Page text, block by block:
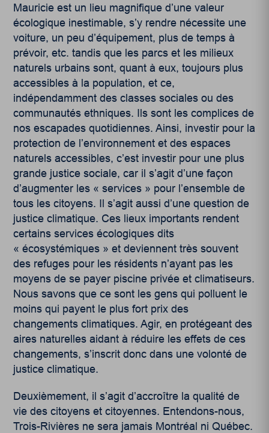
Mauricie est un lieu magnifique d’une valeur
écologique inestimable, s’y rendre nécessite une
voiture, un peu d’équipement, plus de temps à
prévoir, etc. tandis que les parcs et les milieux
naturels urbains sont, quant à eux, toujours plus
accessibles à la population, et ce,
indépendamment des classes sociales ou des
communautés ethniques. Ils sont les complices de
nos escapades quotidiennes. Ainsi, investir pour la
protection de l’environnement et des espaces
naturels accessibles, c’est investir pour une plus
grande justice sociale, car il s’agit d’une façon
d’augmenter les « services » pour l’ensemble de
tous les citoyens. Il s’agit aussi d’une question de
justice climatique. Ces lieux importants rendent
certains services écologiques dits
« écosystémiques » et deviennent très souvent
des refuges pour les résidents n’ayant pas les
moyens de se payer piscine privée et climatiseurs.
Nous savons que ce sont les gens qui polluent le
moins qui payent le plus fort prix des
changements climatiques. Agir, en protégeant des
aires naturelles aidant à réduire les effets de ces
changements, s’inscrit donc dans une volonté de
justice climatique.
Deuxièmement, il s’agit d’accroître la qualité de
vie des citoyens et citoyennes. Entendons-nous,
Trois-Rivières ne sera jamais Montréal ni Québec.